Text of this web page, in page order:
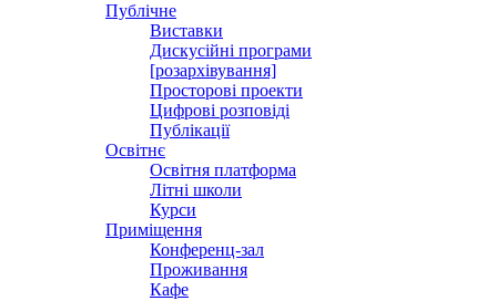
Публічне
Виставки
Дискусійні програми
[розархівування]
Просторові проекти
Цифрові розповіді
Публікації
Освітнє
Освітня платформа
Літні школи
Курси
Приміщення
Конференц-зал
Проживання
Кафе